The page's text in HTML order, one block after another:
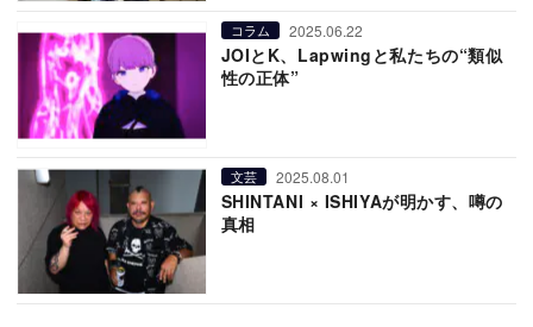
コラム 2025.06.22
JOIとK、Lapwingと私たちの“類似
性の正体”
文芸 2025.08.01
SHINTANI × ISHIYAが明かす、噂の
真相